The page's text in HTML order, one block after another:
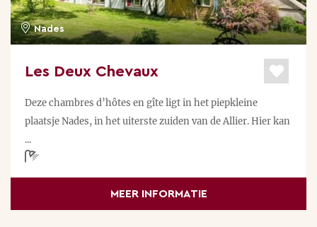
Nades
Les Deux Chevaux
Deze chambres d’hôtes en gîte ligt in het piepkleine
plaatsje Nades, in het uiterste zuiden van de Allier. Hier kan
...
MEER INFORMATIE